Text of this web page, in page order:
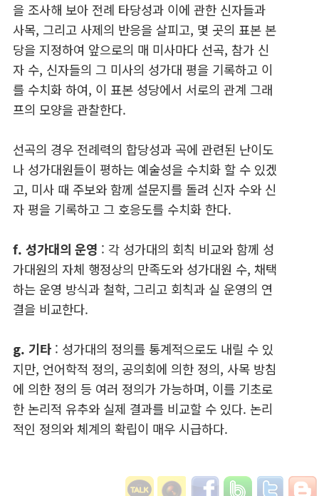
을 조사해 보아 전례 타당성과 이에 관한 신자들과
사목, 그리고 사제의 반응을 살피고, 몇 곳의 표본 본
당을 지정하여 앞으로의 매 미사마다 선곡, 참가 신
자 수, 신자들의 그 미사의 성가대 평을 기록하고 이
를 수치화 하여, 이 표본 성당에서 서로의 관계 그래
프의 모양을 관찰한다.
선곡의 경우 전례력의 합당성과 곡에 관련된 난이도
나 성가대원들이 평하는 예술성을 수치화 할 수 있겠
고, 미사 때 주보와 함께 설문지를 돌려 신자 수와 신
자 평을 기록하고 그 호응도를 수치화 한다.
f. 성가대의 운영 : 각 성가대의 회칙 비교와 함께 성
가대원의 자체 행정상의 만족도와 성가대원 수, 채택
하는 운영 방식과 철학, 그리고 회칙과 실 운영의 연
결을 비교한다.
g. 기타: 성가대의 정의를 통계적으로도 내릴 수 있
지만, 언어학적 정의, 공의회에 의한 정의, 사목 방침
에 의한 정의 등 여러 정의가 가능하며, 이를 기초로
한 논리적 유추와 실제 결과를 비교할 수 있다. 논리
적인 정의와 체계의 확립이 매우 시급하다.